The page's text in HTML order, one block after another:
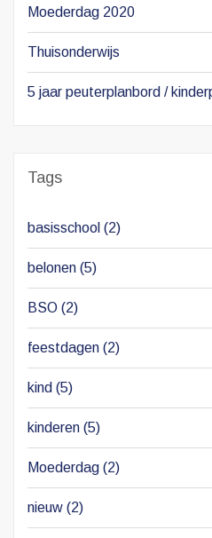
Moederdag 2020
Thuisonderwijs
5 jaar peuterplanbord /
Tags
basisschool (2)
belonen (5)
BSO (2)
feestdagen (2)
kind (5)
kinderen (5)
Moederdag (2)
nieuw (2)